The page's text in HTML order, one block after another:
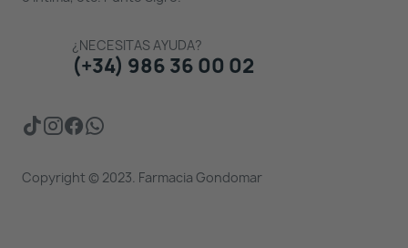
¿NECESITAS AYUDA?
(+34) 986 36 00 02
Copyright © 2023. Farmacia Gondomar